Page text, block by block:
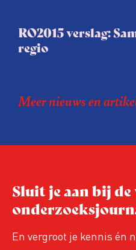
RO2015 verslag:
regio
Meer nieuws en
Sluit je aan bij
En vergroot je kennis én